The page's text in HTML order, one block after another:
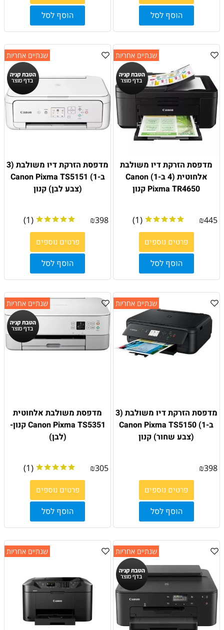
הוסף לסל הוסף לסל
שנתיים אחריות
מדפסת הזרקת דיו משולבת
אלחוטית (4 ב-1) Canon
Pixma TR4650 קנון
₪445
(1)
פרטים נוספים
הוסף לסל
שנתיים אחריות
מדפסת הזרקת דיו משולבת (3
ב-1) Canon Pixma TS5151
(צבע לבן) קנון
₪398
(1)
פרטים נוספים
הוסף לסל
שנתיים אחריות
מדפסת הזרקת דיו משולבת (3
ב-1) Canon Pixma TS5150
(צבע שחור) קנון
₪398
פרטים נוספים
הוסף לסל
שנתיים אחריות
מדפסת משולבת אלחוטית
Canon Pixma TS5351 קנון-
(לבן)
₪305
(1)
פרטים נוספים
הוסף לסל
שנתיים אחריות שנתיים אחריות